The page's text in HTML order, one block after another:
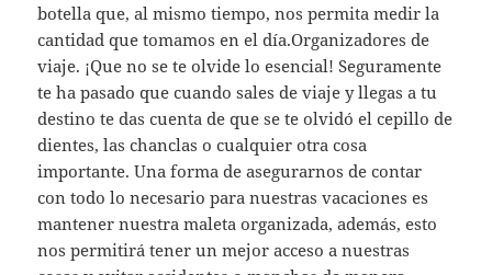
botella que, al mismo tiempo, nos permita medir la
cantidad que tomamos en el día.Organizadores de
viaje. ¡Que no se te olvide lo esencial! Seguramente
te ha pasado que cuando sales de viaje y llegas a tu
destino te das cuenta de que se te olvidó el cepillo de
dientes, las chanclas o cualquier otra cosa
importante. Una forma de asegurarnos de contar
con todo lo necesario para nuestras vacaciones es
mantener nuestra maleta organizada, además, esto
nos permitirá tener un mejor acceso a nuestras